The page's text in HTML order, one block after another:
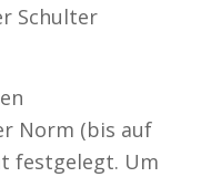
Schulter
Norm (bis auf
festgelegt. Um